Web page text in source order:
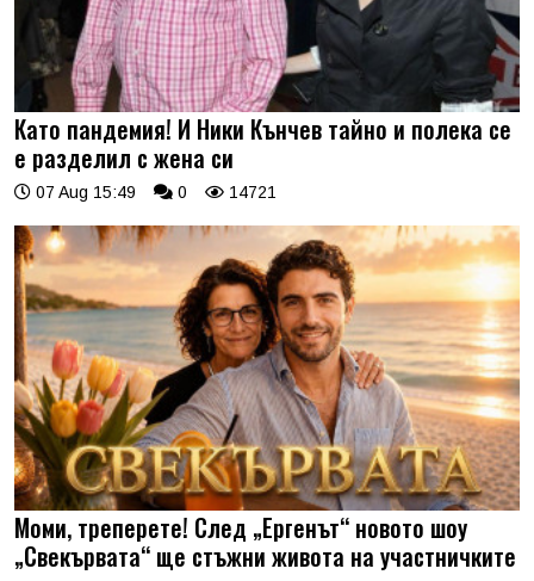
Като пандемия! И Ники Кънчев тайно и полека се
е разделил с жена си
07 Aug 15:49 0 14721
Моми, треперете! След „Ергенът“ новото шоу
„Свекървата“ ще стъжни живота на участничките